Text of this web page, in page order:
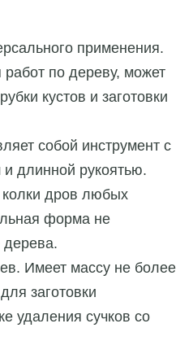
применения.
работ по дереву, может
кустов и заготовки
собой инструмент с
длинной рукоятью.
дров любых
форма не
дерева.
Имеет массу не более
заготовки
удаления сучков со